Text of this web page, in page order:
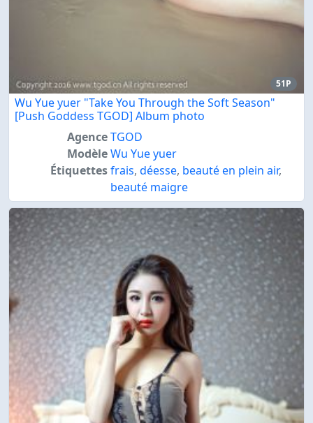
51P
Wu Yue yuer "Take You Through the Soft Season"
[Push Goddess TGOD] Album photo
AgenceTGOD
ModèleWu Yue yuer
Étiquettesfrais, déesse, beauté en plein air,
beauté maigre